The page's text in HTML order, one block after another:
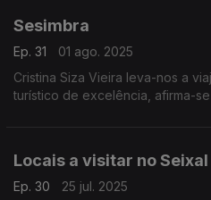
Sesimbra
Ep. 31
01 ago. 2025
Cristina Siza Vieira leva-nos a
turístico de excelência, afirma-
Locais a visitar no Seixal
Ep. 30
25 jul. 2025